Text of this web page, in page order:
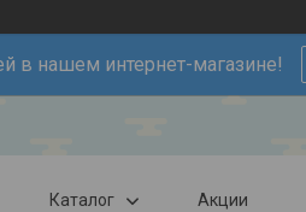
в нашем интернет-магазине!
Каталог Акции